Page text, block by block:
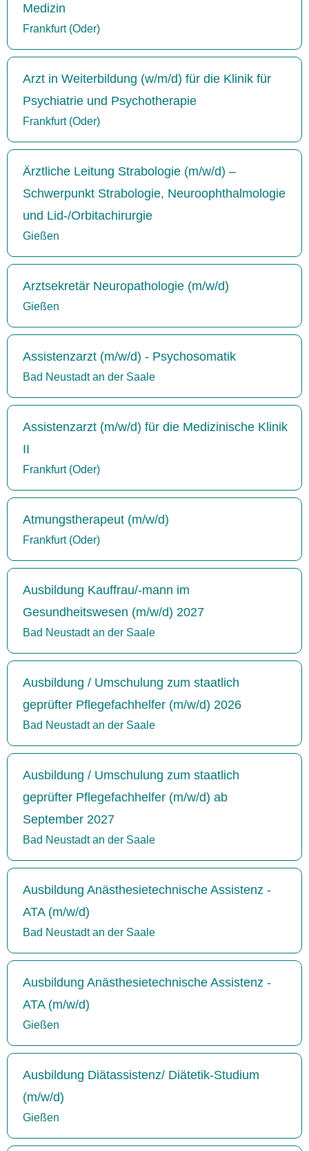
Medizin
Frankfurt (Oder)
Arzt in Weiterbildung (w/m/d) für die Klinik für
Psychiatrie und Psychotherapie
Frankfurt (Oder)
Ärztliche Leitung Strabologie (m/w/d) –
Schwerpunkt Strabologie, Neuroophthalmologie
und Lid-/Orbitachirurgie
Gießen
Arztsekretär Neuropathologie (m/w/d)
Gießen
Assistenzarzt (m/w/d) - Psychosomatik
Bad Neustadt an der Saale
Assistenzarzt (m/w/d) für die Medizinische Klinik
II
Frankfurt (Oder)
Atmungstherapeut (m/w/d)
Frankfurt (Oder)
Ausbildung Kauffrau/-mann im
Gesundheitswesen (m/w/d) 2027
Bad Neustadt an der Saale
Ausbildung / Umschulung zum staatlich
geprüfter Pflegefachhelfer (m/w/d) 2026
Bad Neustadt an der Saale
Ausbildung / Umschulung zum staatlich
geprüfter Pflegefachhelfer (m/w/d) ab
September 2027
Bad Neustadt an der Saale
Ausbildung Anästhesietechnische Assistenz -
ATA (m/w/d)
Bad Neustadt an der Saale
Ausbildung Anästhesietechnische Assistenz -
ATA (m/w/d)
Gießen
Ausbildung Diätassistenz/ Diätetik-Studium
(m/w/d)
Gießen